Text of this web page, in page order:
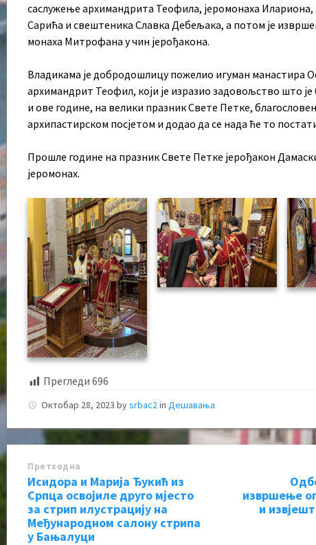
саслужење архимандрита Теофила, јеромонаха Илариона,
Сарића и свештеника Славка Дебељака, а потом је
монаха Митрофана у чин јерођакона.
Владикама је добродошлицу пожелио игуман манастира
архимандрит Теофил, који је изразио задовољство што
и ове године, на велики празник Свете Петке,
архипастирском посјетом и додао да се нада ће то
Прошле године на празник Свете Петке јерођакон
јеромонах.
Прегледи 696
Октобар 28, 2023 bysrbac2 in Дешавања
Претходна
Исидора и Марија Ђукић из
Српца освојиле друго мјесто
за стрип илустрацију на
Међународном салону стрипа
у Бањалуци
извршење
и